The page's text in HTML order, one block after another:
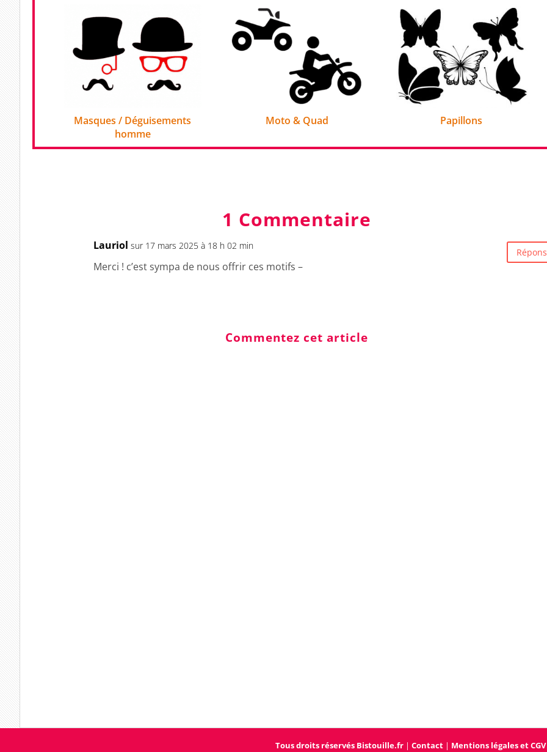
Masques / Déguisements
homme
Moto & Quad Papillons
1 Commentaire
Lauriol sur 17 mars 2025 à 18 h 02 min
Merci ! c’est sympa de nous offrir ces motifs –
Commentez cet article
Tous droits réservés Bistouille.fr| Contact| Mentions légales et CGV